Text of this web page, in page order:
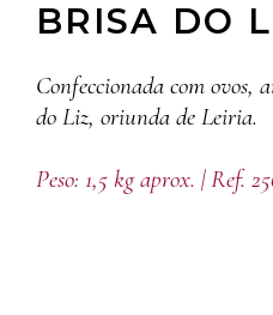
BRISA DO
Confeccionada com ovos,
do Liz, oriunda de Leiria.
Peso: 1,5 kg aprox. | Ref.